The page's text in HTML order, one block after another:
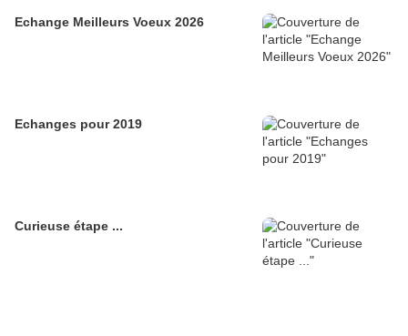
Echange Meilleurs Voeux 2026
Echanges pour 2019
Curieuse étape ...